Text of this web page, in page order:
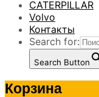
CATERPILLAR
Volvo
Контакты
Search for:
Search Button
Корзина